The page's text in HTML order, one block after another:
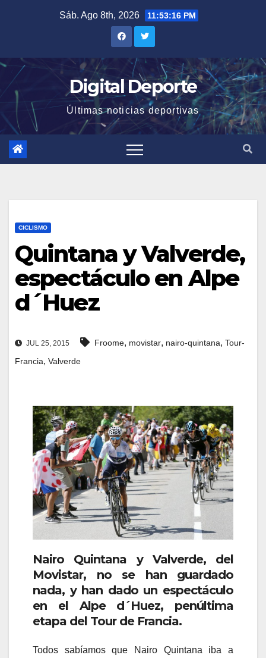
Sáb. Ago 8th, 2026 11:53:16 PM
Digital Deporte
Últimas noticias deportivas
CICLISMO
Quintana y Valverde,
espectáculo en Alpe
d´Huez
JUL 25, 2015 Froome, movistar, nairo-quintana, Tour-
Francia, Valverde
Nairo Quintana y Valverde, del
Movistar, no se han guardado
nada, y han dado un espectáculo
en el Alpe d´Huez, penúltima
etapa del Tour de Francia.
Todos sabíamos que Nairo Quintana iba a